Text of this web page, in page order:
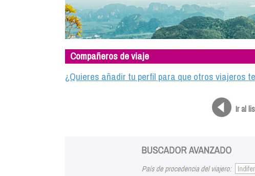
Compañeros de viaje
¿Quieres añadir tu perfil para que otros viajeros
Ir al